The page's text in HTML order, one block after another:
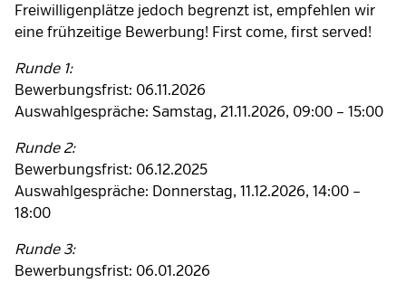
Freiwilligenplätze jedoch begrenzt ist, empfehlen wir
eine frühzeitige Bewerbung! First come, first served!
Runde 1:
Bewerbungsfrist: 06.11.2026
Auswahlgespräche: Samstag, 21.11.2026, 09:00 – 15:00
Runde 2:
Bewerbungsfrist: 06.12.2025
Auswahlgespräche: Donnerstag, 11.12.2026, 14:00 –
18:00
Runde 3:
Bewerbungsfrist: 06.01.2026